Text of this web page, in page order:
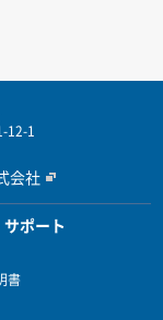
12-1
会社
ポート
書